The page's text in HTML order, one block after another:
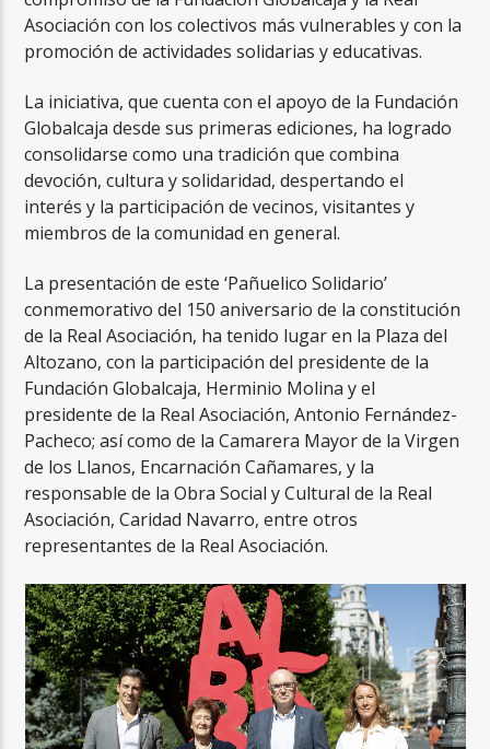
Asociación con los colectivos más vulnerables y con la
promoción de actividades solidarias y educativas.
La iniciativa, que cuenta con el apoyo de la Fundación
Globalcaja desde sus primeras ediciones, ha logrado
consolidarse como una tradición que combina
devoción, cultura y solidaridad, despertando el
interés y la participación de vecinos, visitantes y
miembros de la comunidad en general.
La presentación de este ‘Pañuelico Solidario’
conmemorativo del 150 aniversario de la constitución
de la Real Asociación, ha tenido lugar en la Plaza del
Altozano, con la participación del presidente de la
Fundación Globalcaja, Herminio Molina y el
presidente de la Real Asociación, Antonio Fernández-
Pacheco; así como de la Camarera Mayor de la Virgen
de los Llanos, Encarnación Cañamares, y la
responsable de la Obra Social y Cultural de la Real
Asociación, Caridad Navarro, entre otros
representantes de la Real Asociación.